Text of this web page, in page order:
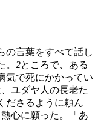
の言葉をすべて話し
2ところで、ある
気で死にかかってい
ユダヤ人の長老た
ださるように頼ん
心に願った。「あ